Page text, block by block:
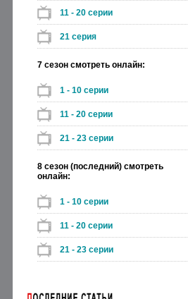
11 - 20 серии
21 серия
7 сезон смотреть онлайн:
1 - 10 серии
11 - 20 серии
21 - 23 серии
8 сезон (последний) смотреть
онлайн:
1 - 10 серии
11 - 20 серии
21 - 23 серии